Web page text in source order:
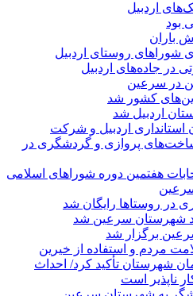
اردبیل
بود
باران
در سرعین
کشور شد
اردبیل شد
استانداری اردبیل و شرکت
پروازی و گردشگری در
هفتمین دوره شوراهای اسلامی
در روستاها رایگان شد
شهرستان سرعین شد
برگزار شد
مردم و استفاده از خیرین
شهرستان تأکید کرد/ احداث
ناپذیر است